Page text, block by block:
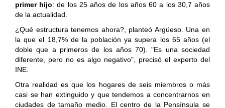
primer hijo: de los 25 años de los años 60 a los 30,7 años
de la actualidad.
¿Qué estructura tenemos ahora?, planteó Argüeso. Una en
la que el 18,7% de la población ya supera los 65 años (el
doble que a primeros de los años 70). "Es una sociedad
diferente, pero no es algo negativo", precisó el experto del
INE.
Otra realidad es que los hogares de seis miembros o más
casi se han extinguido y que tendemos a concentrarnos en
ciudades de tamaño medio. El centro de la Pensínsula se